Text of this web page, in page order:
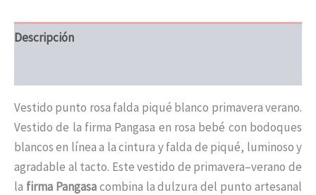
Descripción
Vestido punto rosa falda piqué blanco primavera verano.
Vestido de la firma Pangasa en rosa bebé con bodoques
blancos en línea a la cintura y falda de piqué, luminoso y
agradable al tacto. Este vestido de primavera–verano de
la firma Pangasacombina la dulzura del punto artesanal